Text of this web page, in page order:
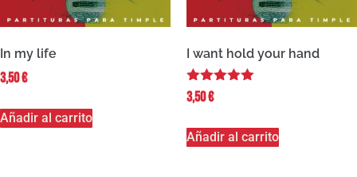
In my life
3,50€
Añadir al carrito
I want hold your hand
Valorado
con
de 5
3,50€
Añadir al carrito